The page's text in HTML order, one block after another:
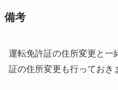
備考
運転免許証の住所変更と一
証の住所変更も行っておき